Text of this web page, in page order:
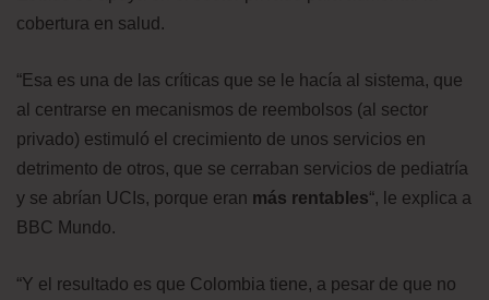
cobertura en salud.
“Esa es una de las críticas que se le hacía al sistema, que
al centrarse en mecanismos de reembolsos (al sector
privado) estimuló el crecimiento de unos servicios en
detrimento de otros, que se cerraban servicios de pediatría
y se abrían UCIs, porque eran más rentables“, le explica a
BBC Mundo.
“Y el resultado es que Colombia tiene, a pesar de que no